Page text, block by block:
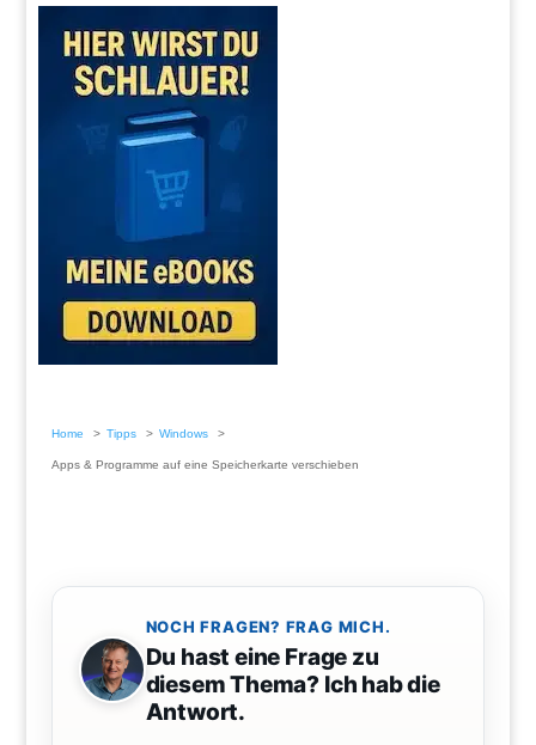
Home Tipps Windows
Apps & Programme auf eine Speicherkarte verschieben
NOCH FRAGEN? FRAG MICH.
Du hast eine Frage zu
diesem Thema? Ich hab die
Antwort.